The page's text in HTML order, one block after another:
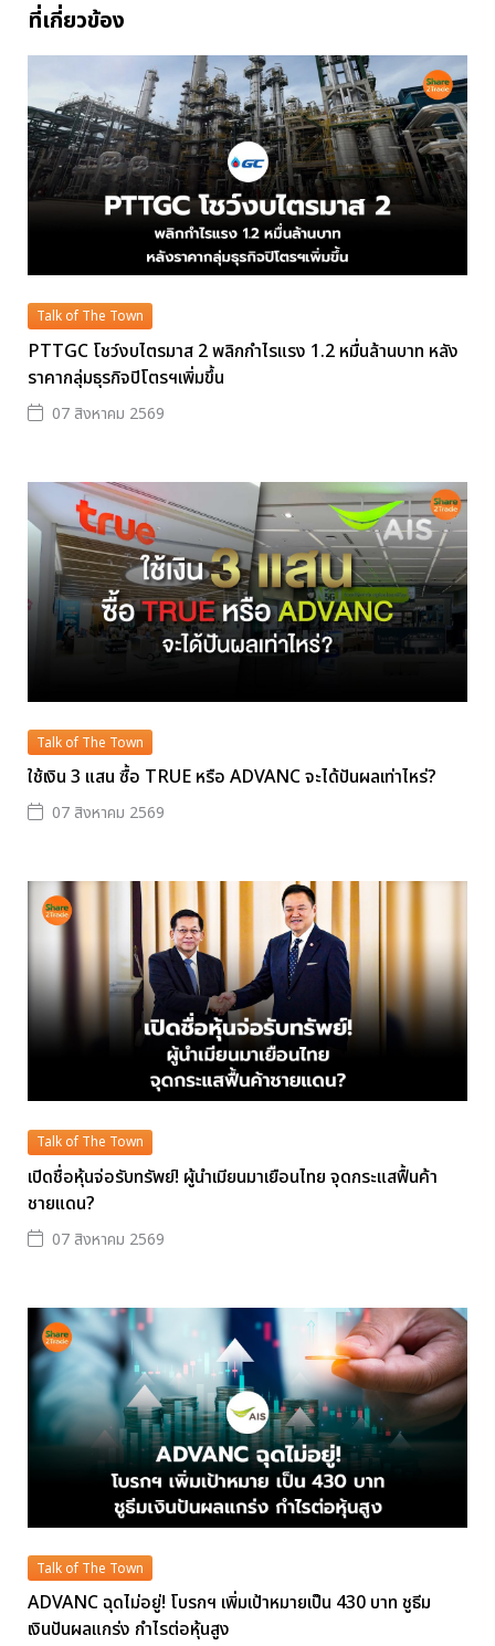
ที่เกี่ยวข้อง
Talk of The Town
PTTGC โชว์งบไตรมาส 2 พลิกกำไรแรง 1.2 หมื่นล้านบาท หลัง
ราคากลุ่มธุรกิจปิโตรฯเพิ่มขึ้น
07 สิงหาคม 2569
Talk of The Town
ใช้เงิน 3 แสน ซื้อ TRUE หรือ ADVANC จะได้ปันผลเท่าไหร่?
07 สิงหาคม 2569
Talk of The Town
เปิดชื่อหุ้นจ่อรับทรัพย์! ผู้นำเมียนมาเยือนไทย จุดกระแสฟื้นค้า
ชายแดน?
07 สิงหาคม 2569
Talk of The Town
ADVANC ฉุดไม่อยู่! โบรกฯ เพิ่มเป้าหมายเป็น 430 บาท ชูธีม
เงินปันผลแกร่ง กำไรต่อหุ้นสูง